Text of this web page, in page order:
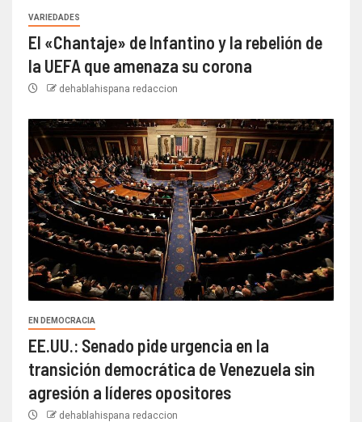
VARIEDADES
El «Chantaje» de Infantino y la rebelión de
la UEFA que amenaza su corona
dehablahispana redaccion
EN DEMOCRACIA
EE.UU.: Senado pide urgencia en la
transición democrática de Venezuela sin
agresión a líderes opositores
dehablahispana redaccion